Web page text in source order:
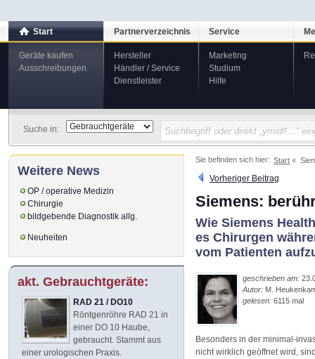
Start
Geräte kaufen
Ausschreibungen
Partnerverzeichnis
Hersteller
Händler / Service
Dienstleister
Service
Marketing
Studium
Hilfe
Suche in:
Sie befinden sich hier: Start
Vorheriger Beitrag
Siemens:
Wie Siemens
es Chirurgen
vom Patienten
geschrieben am:
Autor: M.
gelesen: 6115 mal
Besonders in der minimal-
nicht wirklich geöffnet wird,
Weitere News
OP / operative Medizin
Chirurgie
bildgebende Diagnostik allg.
Neuheiten
akt. Gebrauchtgeräte:
RAD 21 / DO10
Röntgenröhre RAD 21 in
einer DO 10 Haube,
gebraucht. Stammt aus
einer urologischen Praxis.